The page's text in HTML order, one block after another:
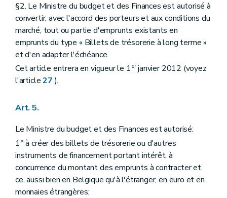
§2. Le Ministre du budget et des Finances est autorisé à
convertir, avec l'accord des porteurs et aux conditions du
marché, tout ou partie d'emprunts existants en
emprunts du type « Billets de trésorerie à long terme »
et d'en adapter l'échéance.
Cet article entrera en vigueur le 1erjanvier 2012 (voyez
l'article27 ).
Art. 5.
Le Ministre du budget et des Finances est autorisé:
1° à créer des billets de trésorerie ou d'autres
instruments de financement portant intérêt, à
concurrence du montant des emprunts à contracter et
ce, aussi bien en Belgique qu'à l'étranger, en euro et en
monnaies étrangères;